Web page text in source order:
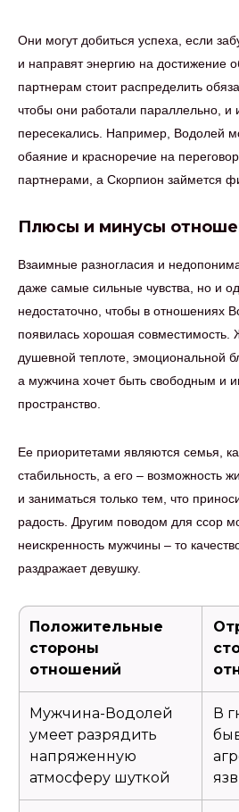
Они могут добиться успеха, если
и направят энергию на достижение
партнерам стоит распределить
чтобы они работали параллельно, и
пересекались. Например, Водолей
обаяние и красноречие на
партнерами, а Скорпион займется
Плюсы и минусы
Взаимные разногласия и
даже самые сильные чувства, но и
недостаточно, чтобы в отношениях
появилась хорошая
душевной теплоте, эмоциональной
а мужчина хочет быть свободным и
пространство.
Ее приоритетами являются семья,
стабильность, а его – возможность
и заниматься только тем, что
радость. Другим поводом для ссор
неискренность мужчины – то
раздражает девушку.
Положительные
стороны
отношений
Мужчина-Водолей
умеет разрядить
напряженную
атмосферу шуткой
В